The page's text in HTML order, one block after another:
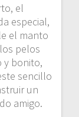
el
especial,
el manto
pelos
y bonito,
sencillo
un
amigo.